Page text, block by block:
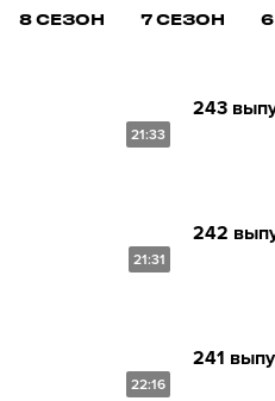
8 СЕЗОН 7 СЕЗОН
21:33
243
21:31
242
22:16
241